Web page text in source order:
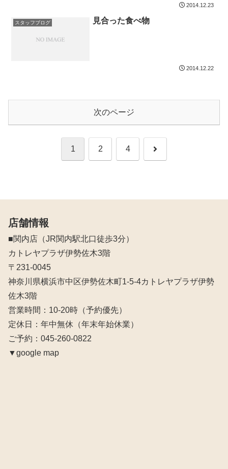
2014.12.23
スタッフブログ 見合った食べ物
2014.12.22
次のページ
1 2 4 次
店舗情報
■関内店（JR関内駅北口徒歩3分）
カトレヤプラザ伊勢佐木3階
〒231-0045
神奈川県横浜市中区伊勢佐木町1-5-4カトレヤプラザ伊勢
佐木3階
営業時間：10‐20時（予約優先）
定休日：年中無休（年末年始休業）
ご予約：045-260-0822
▼google map